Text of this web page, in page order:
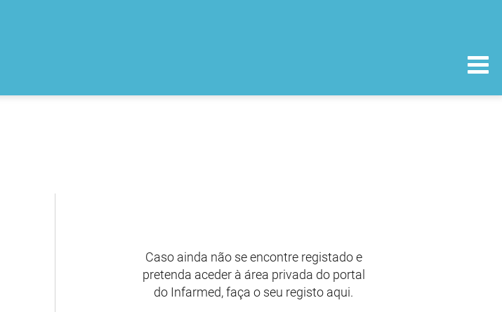
Caso ainda não se encontre registado e
pretenda aceder à área privada do portal
do Infarmed, faça o seu registo aqui.